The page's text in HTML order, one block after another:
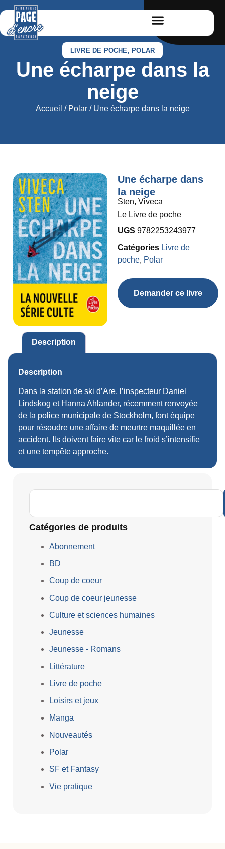
LIVRE DE POCHE ,POLAR
Une écharpe dans la
neige
Accueil / Polar/ Une écharpe dans la neige
Une écharpe dans
la neige
Sten, Viveca
Le Livre de poche
UGS 9782253243977
Catégories Livre de
poche, Polar
Demander ce livre
Description
Description
Dans la station de ski d’Are, l’inspecteur Daniel
Lindskog et Hanna Ahlander, récemment renvoyée
de la police municipale de Stockholm, font équipe
pour résoudre une affaire de meurtre maquillée en
accident. Ils doivent faire vite car le froid s’intensifie
et une tempête approche.
Catégories de produits
Abonnement
BD
Coup de coeur
Coup de coeur jeunesse
Culture et sciences humaines
Jeunesse
Jeunesse - Romans
Littérature
Livre de poche
Loisirs et jeux
Manga
Nouveautés
Polar
SF et Fantasy
Vie pratique